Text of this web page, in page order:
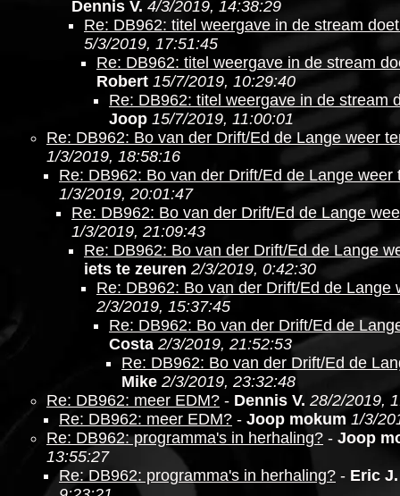
Dennis V. 4/3/2019, 14:38:29
Re: DB962: titel weergave in de stream
5/3/2019, 17:51:45
Re: DB962: titel weergave in de stream
Robert 15/7/2019, 10:29:40
Re: DB962: titel weergave in de stream
Joop 15/7/2019, 11:00:01
Re: DB962: Bo van der Drift/Ed de Lange weer
1/3/2019, 18:58:16
Re: DB962: Bo van der Drift/Ed de Lange weer
1/3/2019, 20:01:47
Re: DB962: Bo van der Drift/Ed de Lange
1/3/2019, 21:09:43
Re: DB962: Bo van der Drift/Ed de Lange
iets te zeuren 2/3/2019, 0:42:30
Re: DB962: Bo van der Drift/Ed de Lange
2/3/2019, 15:37:45
Re: DB962: Bo van der Drift/Ed de
Costa 2/3/2019, 21:52:53
Re: DB962: Bo van der Drift/Ed de
Mike 2/3/2019, 23:32:48
Re: DB962: meer EDM? - Dennis V. 28/2/2019,
Re: DB962: meer EDM? - Joop mokum 1/3/
Re: DB962: programma's in herhaling? - Joop
13:55:27
Re: DB962: programma's in herhaling? - Eric J.